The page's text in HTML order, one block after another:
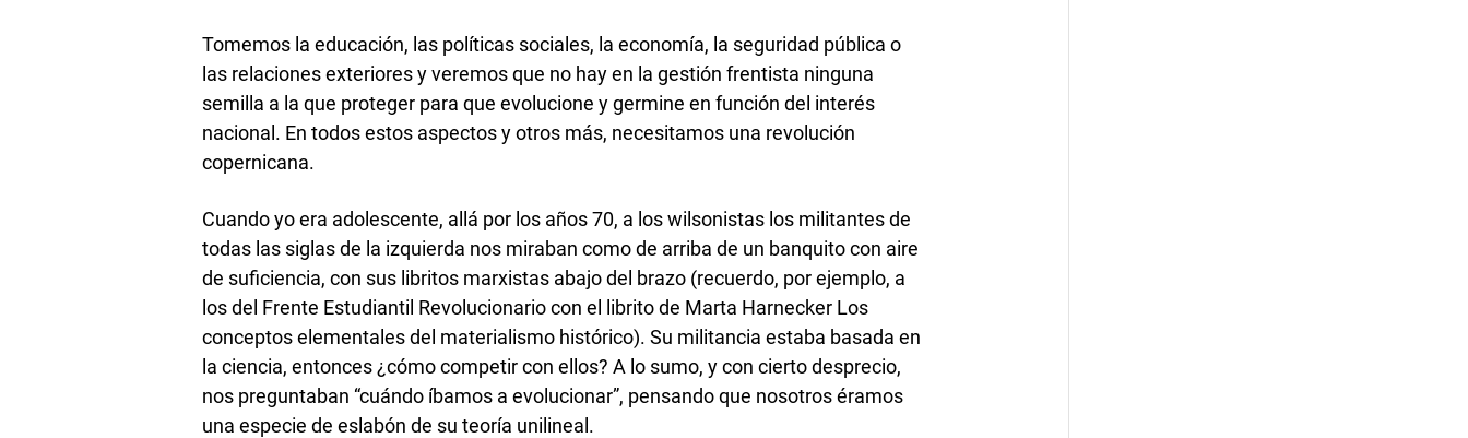
Tomemos la educación, las políticas sociales, la economía, la seguridad pública o
las relaciones exteriores y veremos que no hay en la gestión frentista ninguna
semilla a la que proteger para que evolucione y germine en función del interés
nacional. En todos estos aspectos y otros más, necesitamos una revolución
copernicana.
Cuando yo era adolescente, allá por los años 70, a los wilsonistas los militantes de
todas las siglas de la izquierda nos miraban como de arriba de un banquito con aire
de suficiencia, con sus libritos marxistas abajo del brazo (recuerdo, por ejemplo, a
los del Frente Estudiantil Revolucionario con el librito de Marta Harnecker Los
conceptos elementales del materialismo histórico). Su militancia estaba basada en
la ciencia, entonces ¿cómo competir con ellos? A lo sumo, y con cierto desprecio,
nos preguntaban “cuándo íbamos a evolucionar”, pensando que nosotros éramos
una especie de eslabón de su teoría unilineal.